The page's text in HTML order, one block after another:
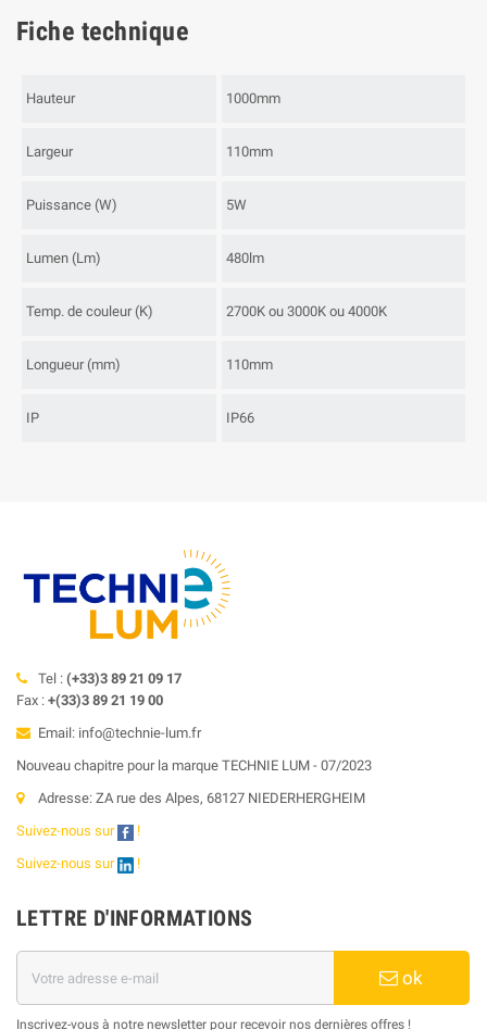
Fiche technique
Hauteur 1000mm
Largeur 110mm
Puissance (W) 5W
Lumen (Lm) 480lm
Temp. de couleur (K) 2700K ou 3000K ou 4000K
Longueur (mm) 110mm
IP IP66
Tel : (+33)3 89 21 09 17
Fax : +(33)3 89 21 19 00
Email: info@technie-lum.fr
Nouveau chapitre pour la marque TECHNIE LUM - 07/2023
Adresse: ZA rue des Alpes, 68127 NIEDERHERGHEIM
Suivez-nous sur
!
Suivez-nous sur
!
LETTRE D'INFORMATIONS
ok
Inscrivez-vous à notre newsletter pour recevoir nos dernières offres !